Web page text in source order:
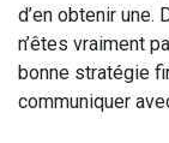
d’en obtenir
n’êtes vraiment
bonne stratégie
communiquer